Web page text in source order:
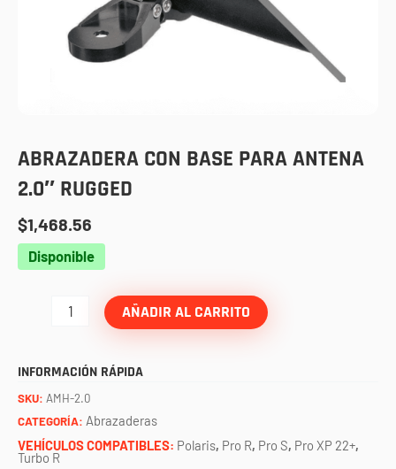
ABRAZADERA CON BASE PARA ANTENA
2.0″ RUGGED
$1,468.56
Disponible
Abrazadera
RUGGED
cantidad
AÑADIR AL CARRITO
INFORMACIÓN RÁPIDA
SKU: AMH-2.0
CATEGORÍA: Abrazaderas
VEHÍCULOS COMPATIBLES: Polaris, Pro R, Pro S, Pro XP 22+,
Turbo R